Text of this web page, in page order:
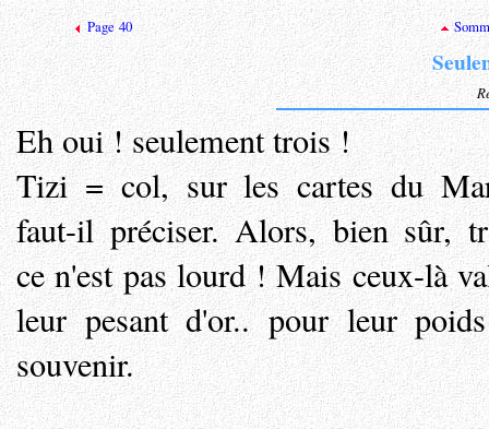
Page 40
Eh oui ! seulement trois !
Tizi = col, sur les cartes du
faut-il préciser. Alors, bien sûr,
ce n'est pas lourd ! Mais ceux-là
leur pesant d'or.. pour leur
souvenir.